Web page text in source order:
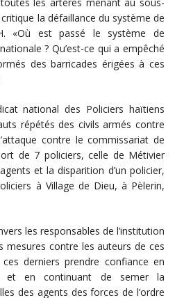
la défaillance du système de
«Où est passé le système de
? Qu’est-ce qui a empêché
des barricades érigées à ces
national des Policiers haïtiens
répétés des civils armés contre
contre le commissariat de
de 7 policiers, celle de Métivier
et la disparition d’un policier,
à Village de Dieu, à Pèlerin,
les responsables de l’institution
mesures contre les auteurs de ces
derniers prendre confiance en
et en continuant de semer la
des agents des forces de l’ordre